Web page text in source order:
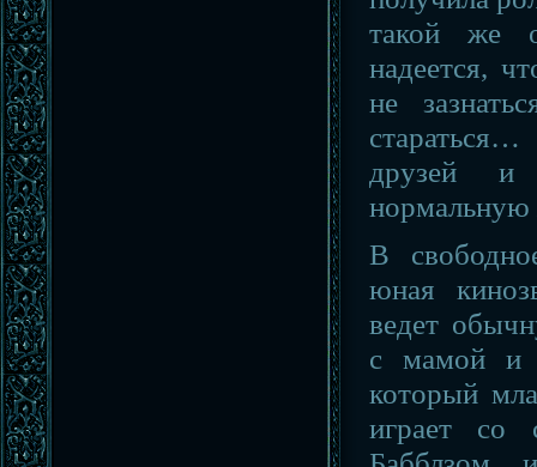
такой же
надеется,
не
друзей
нормальную
В
юная
ведет
с мамой и
который
играет со